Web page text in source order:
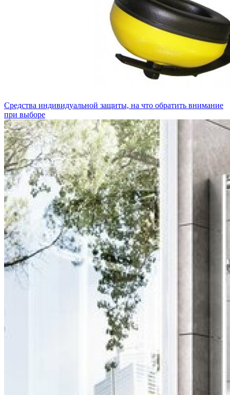
Средства индивидуальной защиты, на что обратить внимание
при выборе